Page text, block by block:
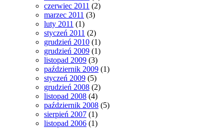
czerwiec 2011 (2)
marzec 2011 (3)
luty 2011 (1)
styczeń 2011 (2)
grudzień 2010 (1)
grudzień 2009 (1)
listopad 2009 (3)
październik 2009 (1)
styczeń 2009 (5)
grudzień 2008 (2)
listopad 2008 (4)
październik 2008 (5)
sierpień 2007 (1)
listopad 2006 (1)